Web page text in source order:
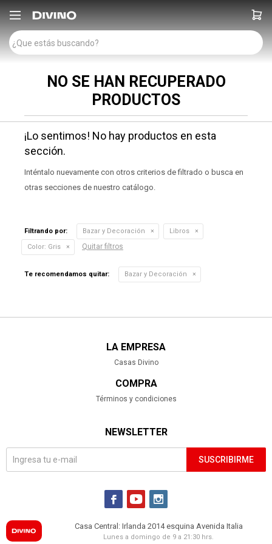

NO SE HAN RECUPERADO
PRODUCTOS
¡Lo sentimos! No hay productos en esta
sección.
Inténtalo nuevamente con otros criterios de filtrado o busca en
otras secciones de nuestro catálogo.
Filtrando por: Bazar y Decoración
Libros
Color: Gris Quitar filtros
Te recomendamos quitar: Bazar y Decoración
LA EMPRESA
Casas Divino
COMPRA
Términos y condiciones
NEWSLETTER
SUSCRIBIRME
  
Casa Central: Irlanda 2014 esquina Avenida Italia
Lunes a domingo de 9 a 21:30 hrs.